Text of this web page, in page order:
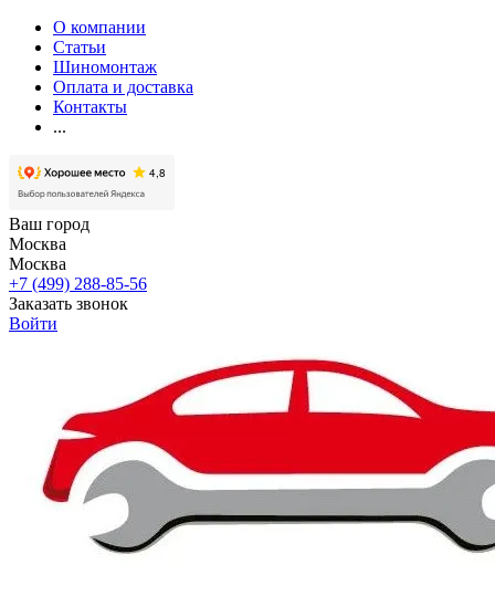
О компании
Статьи
Шиномонтаж
Оплата и доставка
Контакты
...
Ваш город
Москва
Москва
+7 (499) 288-85-56
Заказать звонок
Войти